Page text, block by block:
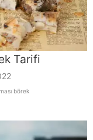
Tarifi
börek